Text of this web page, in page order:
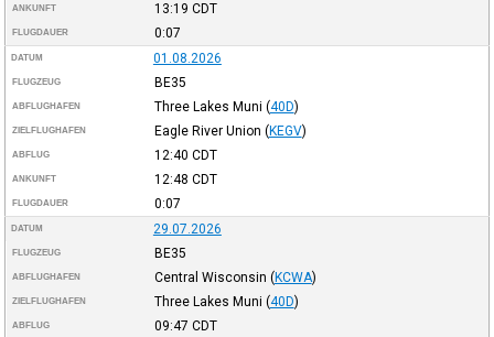
ANKUNFT 13:19 CDT
FLUGDAUER 0:07
DATUM 01.08.2026
FLUGZEUG BE35
ABFLUGHAFEN Three Lakes Muni (40D)
ZIELFLUGHAFEN Eagle River Union (KEGV)
ABFLUG 12:40 CDT
ANKUNFT 12:48 CDT
FLUGDAUER 0:07
DATUM 29.07.2026
FLUGZEUG BE35
ABFLUGHAFEN Central Wisconsin (KCWA)
ZIELFLUGHAFEN Three Lakes Muni (40D)
ABFLUG 09:47 CDT